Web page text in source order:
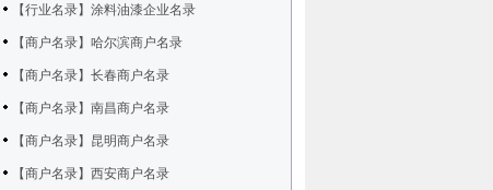
【行业名录】涂料油漆企业名录
【商户名录】哈尔滨商户名录
【商户名录】长春商户名录
【商户名录】南昌商户名录
【商户名录】昆明商户名录
【商户名录】西安商户名录